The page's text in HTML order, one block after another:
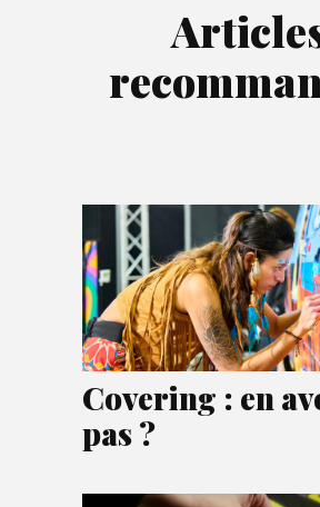
Covering : en
pas ?